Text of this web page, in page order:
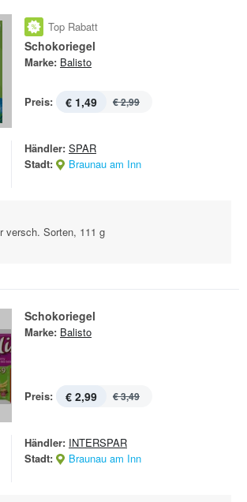
Top Rabatt
Schokoriegel
Marke: Balisto
Preis: € 1,49 € 2,99
Händler: SPAR
Stadt:
Braunau am Inn
versch. Sorten, 111 g
Schokoriegel
Marke: Balisto
Preis: € 2,99 € 3,49
Händler: INTERSPAR
Stadt:
Braunau am Inn